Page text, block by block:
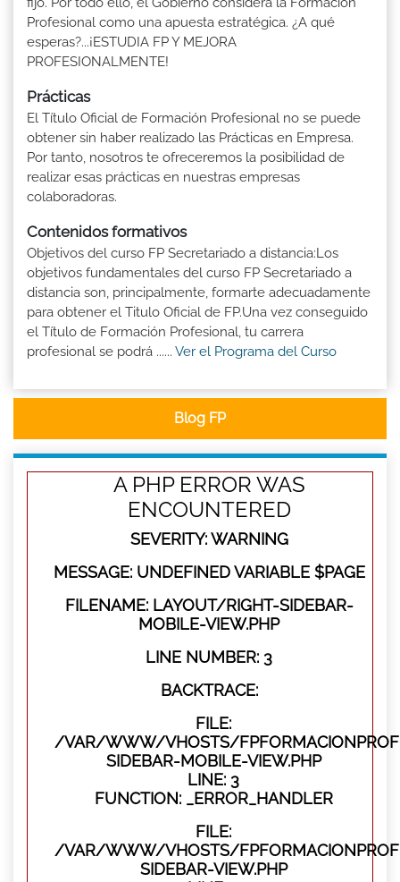
Profesional como una apuesta estratégica. ¿A qué
esperas?...¡ESTUDIA FP Y MEJORA
PROFESIONALMENTE!
Prácticas
El Título Oficial de Formación Profesional no se puede
obtener sin haber realizado las Prácticas en Empresa.
Por tanto, nosotros te ofreceremos la posibilidad de
realizar esas prácticas en nuestras empresas
colaboradoras.
Contenidos formativos
Objetivos del curso FP Secretariado a distancia:Los
objetivos fundamentales del curso FP Secretariado a
distancia son, principalmente, formarte adecuadamente
para obtener el Titulo Oficial de FP.Una vez conseguido
el Título de Formación Profesional, tu carrera
profesional se podrá ...... Ver el Programa del Curso
Blog FP
A PHP ERROR WAS
ENCOUNTERED
SEVERITY: WARNING
MESSAGE: UNDEFINED VARIABLE $PAGE
FILENAME: LAYOUT/RIGHT-SIDEBAR-
MOBILE-VIEW.PHP
LINE NUMBER: 3
BACKTRACE:
FILE:
/VAR/WWW/VHOSTS/
SIDEBAR-MOBILE-VIEW.PHP
LINE: 3
FUNCTION: _ERROR_HANDLER
FILE:
/VAR/WWW/VHOSTS/
SIDEBAR-VIEW.PHP